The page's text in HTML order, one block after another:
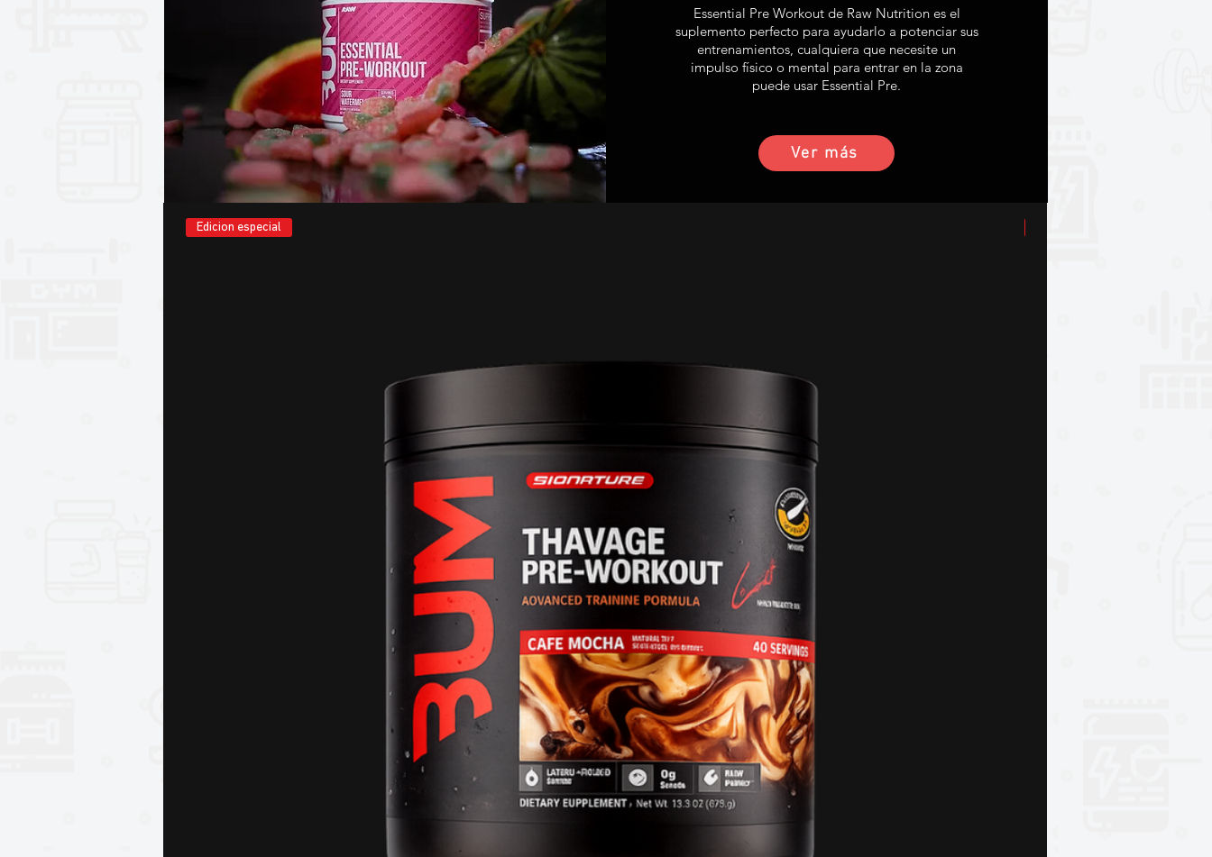
Essential Pre Workout de Raw Nutrition es el
suplemento perfecto para ayudarlo a potenciar sus
entrenamientos, cualquiera que necesite un
impulso físico o mental para entrar en la zona
puede usar Essential Pre.
Ver más
Edicion especial